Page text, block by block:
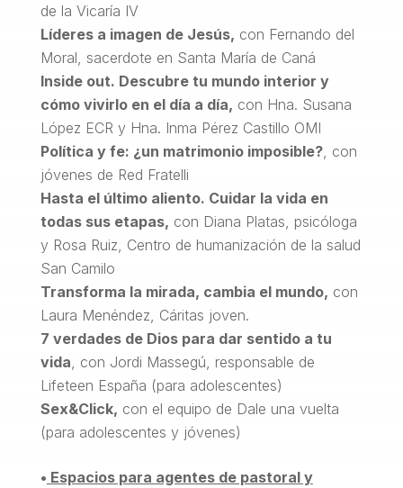
de la Vicaría IV
Líderes a imagen de Jesús, con Fernando del
Moral, sacerdote en Santa María de Caná
Inside out. Descubre tu mundo interior y
cómo vivirlo en el día a día, con Hna. Susana
López ECR y Hna. Inma Pérez Castillo OMI
Política y fe: ¿un matrimonio imposible?, con
jóvenes de Red Fratelli
Hasta el último aliento. Cuidar la vida en
todas sus etapas, con Diana Platas, psicóloga
y Rosa Ruiz, Centro de humanización de la salud
San Camilo
Transforma la mirada, cambia el mundo, con
Laura Menéndez, Cáritas joven.
7 verdades de Dios para dar sentido a tu
vida, con Jordi Massegú, responsable de
Lifeteen España (para adolescentes)
Sex&Click, con el equipo de Dale una vuelta
(para adolescentes y jóvenes)
• Espacios para agentes de pastoral y